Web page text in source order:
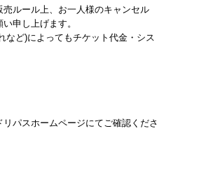
ルール上、お一人様のキャンセル
申し上げます。
ど)によってもチケット代金・シス
パスホームページにてご確認くださ